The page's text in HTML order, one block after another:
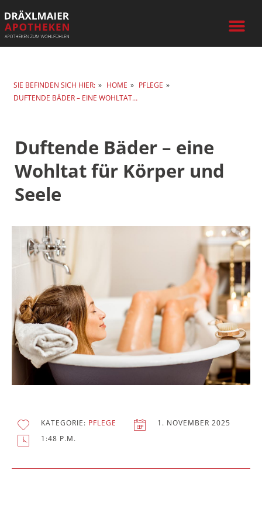
springen
Inhalt
springen
SIE BEFINDEN SICH HIER: » HOME » PFLEGE »
DUFTENDE BÄDER – EINE WOHLTAT…
Duftende Bäder – eine
Wohltat für Körper und
Seele
KATEGORIE: PFLEGE
1. NOVEMBER 2025
1:48 P.M.